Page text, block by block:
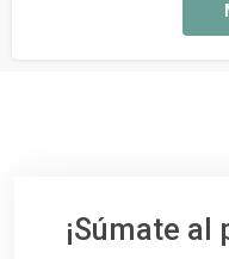
¡Súmate